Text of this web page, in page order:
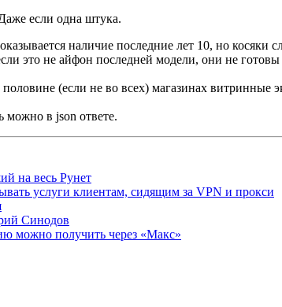
если одна штука.
наличие последние лет 10, но косяки
это не айфон последней модели, они не
(если не во всех) магазинах
можно в json ответе.
на весь Рунет
услуги клиентам, сидящим за VPN и прокси
Синодов
можно получить через «Макс»